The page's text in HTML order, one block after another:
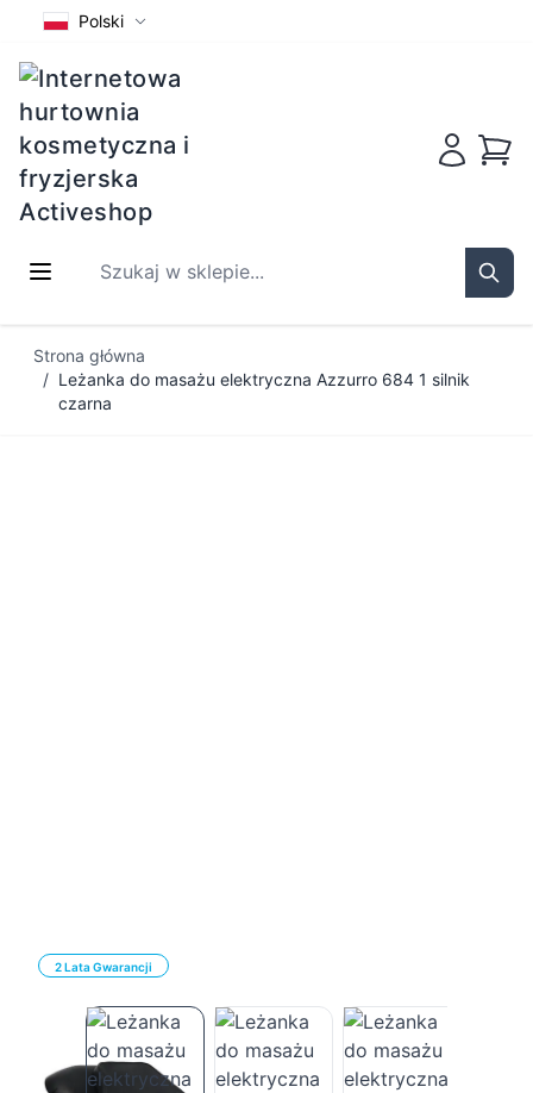
Polski
Szukaj w sklepie...
Strona główna
/ Leżanka do masażu elektryczna Azzurro 684 1 silnik
czarna
2 Lata Gwarancji